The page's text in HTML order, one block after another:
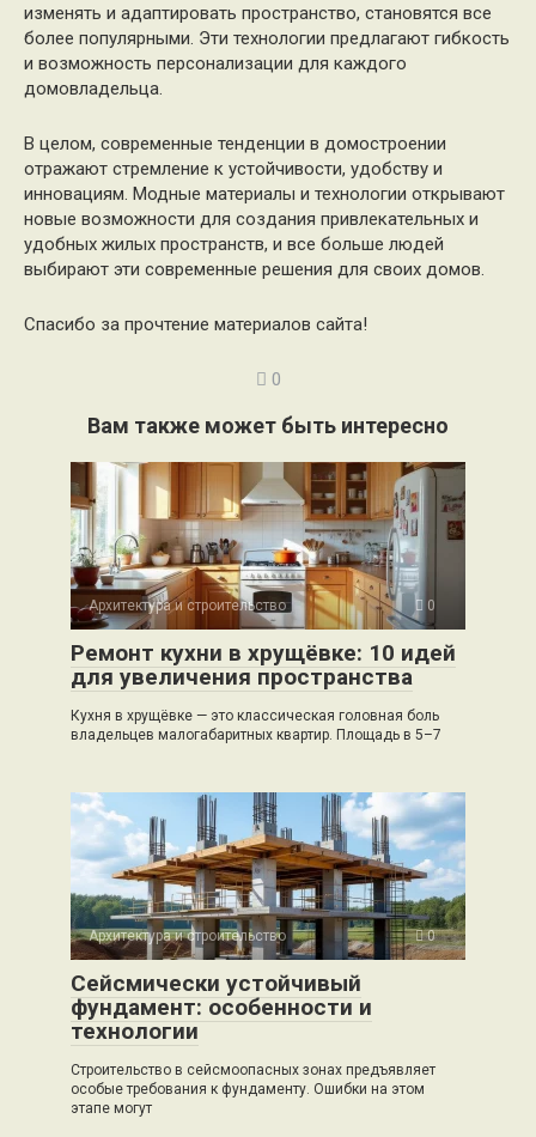
изменять и адаптировать пространство, становятся все
более популярными. Эти технологии предлагают гибкость
и возможность персонализации для каждого
домовладельца.
В целом, современные тенденции в домостроении
отражают стремление к устойчивости, удобству и
инновациям. Модные материалы и технологии открывают
новые возможности для создания привлекательных и
удобных жилых пространств, и все больше людей
выбирают эти современные решения для своих домов.
Спасибо за прочтение материалов сайта!
0
Вам также может быть интересно
Архитектура и строительство 0
Ремонт кухни в хрущёвке: 10 идей
для увеличения пространства
Кухня в хрущёвке — это классическая головная боль
владельцев малогабаритных квартир. Площадь в 5–7
Архитектура и строительство 0
Сейсмически устойчивый
фундамент: особенности и
технологии
Строительство в сейсмоопасных зонах предъявляет
особые требования к фундаменту. Ошибки на этом
этапе могут